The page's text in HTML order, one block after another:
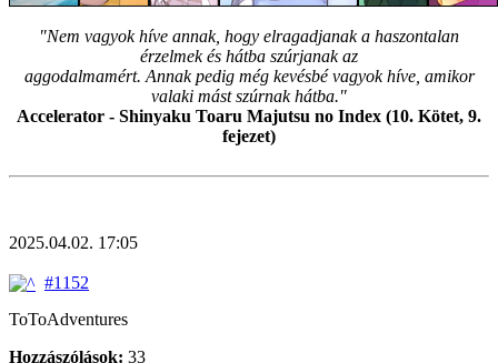
"Nem vagyok híve annak, hogy elragadjanak a haszontalan
érzelmek és hátba szúrjanak az
aggodalmamért. Annak pedig még kevésbé vagyok híve, amikor
valaki mást szúrnak hátba."
Accelerator - Shinyaku Toaru Majutsu no Index (10. Kötet, 9.
fejezet)
2025.04.02. 17:05
#1152
ToToAdventures
Hozzászólások: 33